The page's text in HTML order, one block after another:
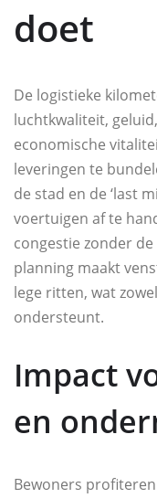
doet
De logistieke
luchtkwaliteit,
economische
leveringen te
de stad en de ‘last
voertuigen af te
congestie zonder
planning maakt
lege ritten, wat
ondersteunt.
Impact
en
Bewoners